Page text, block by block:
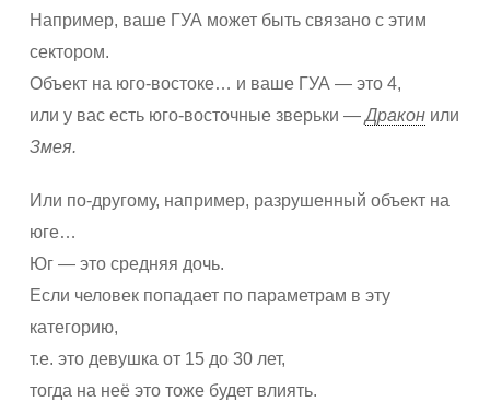
Например, ваше ГУА может быть связано с этим
сектором.
Объект на юго-востоке… и ваше ГУА — это 4,
или у вас есть юго-восточные зверьки —Драконили
Змея.
Или по-другому, например, разрушенный объект на
юге…
Юг — это средняя дочь.
Если человек попадает по параметрам в эту
категорию,
т.е. это девушка от 15 до 30 лет,
тогда на неё это тоже будет влиять.